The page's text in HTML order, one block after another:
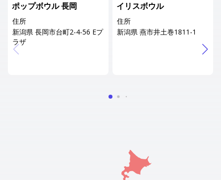
ポップボウル 長岡
住所
新潟県 長岡市台町2-4-56 Eプ
ラザ
イリスボウル
住所
新潟県 燕市井土巻1811-1